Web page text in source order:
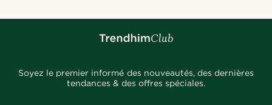
Soyez le premier informé des nouveautés, des dernières
tendances & des offres spéciales.